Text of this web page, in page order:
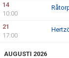
14
10:00
21
17:00
AUGUSTI 2026